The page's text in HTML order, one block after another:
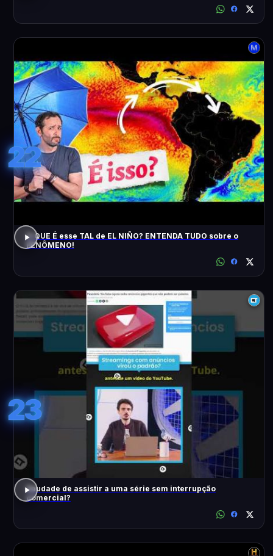
22
O QUE É esse TAL de EL NIÑO? ENTENDA TUDO sobre o
FENÔMENO!
23
Saudade de assistir a uma série sem interrupção
comercial?